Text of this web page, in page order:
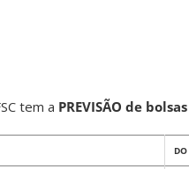
tem a PREVISÃO de
DO